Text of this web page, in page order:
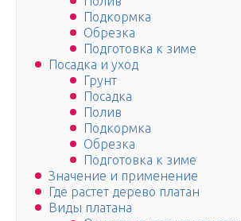
Подкормка
Обрезка
Подготовка к зиме
Посадка и уход
Грунт
Посадка
Полив
Подкормка
Обрезка
Подготовка к зиме
Значение и применение
Где растет дерево платан
Виды платана